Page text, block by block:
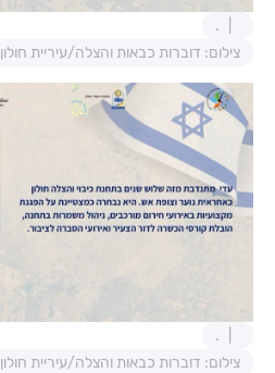
.
צילום: דוברות כבאות והצלה/עיריית חולון
.
צילום: דוברות כבאות והצלה/עיריית חולון